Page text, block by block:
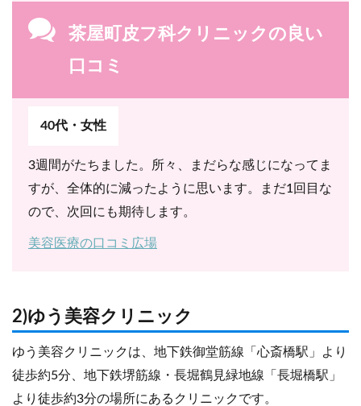
茶屋町皮フ科クリニックの良い
口コミ
40代・女性
3週間がたちました。所々、まだらな感じになってま
すが、全体的に減ったように思います。まだ1回目な
ので、次回にも期待します。
美容医療の口コミ広場
2)ゆう美容クリニック
ゆう美容クリニックは、地下鉄御堂筋線「心斎橋駅」より
徒歩約5分、地下鉄堺筋線・長堀鶴見緑地線「長堀橋駅」
より徒歩約3分の場所にあるクリニックです。